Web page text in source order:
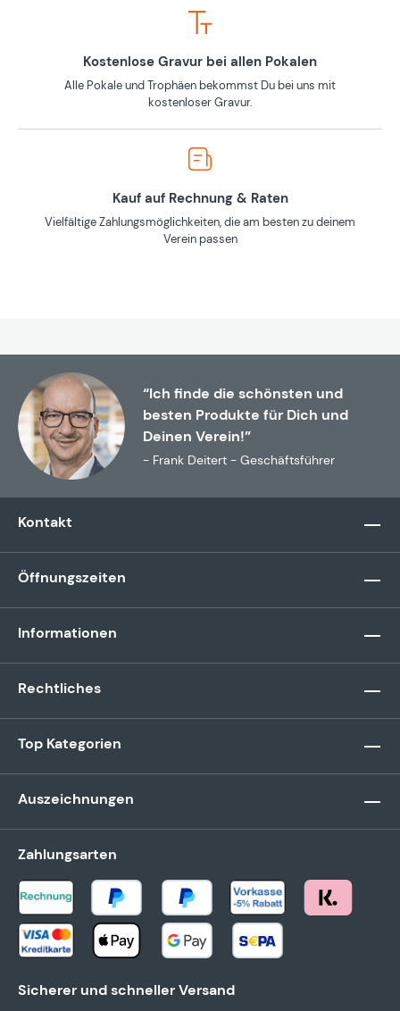
Kostenlose Gravur bei allen Pokalen
Alle Pokale und Trophäen bekommst Du bei uns mit
kostenloser Gravur.
Kauf auf Rechnung & Raten
Vielfältige Zahlungsmöglichkeiten, die am besten zu deinem
Verein passen
“Ich finde die schönsten und
besten Produkte für Dich und
Deinen Verein!”
- Frank Deitert - Geschäftsführer
Kontakt
Öffnungszeiten
Informationen
Rechtliches
Top Kategorien
Auszeichnungen
Zahlungsarten
Sicherer und schneller Versand